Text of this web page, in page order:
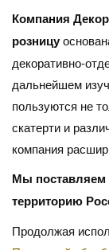
Компания
розницу
декоративно-
дальнейшем
пользуются не
скатерти и
компания
Мы поставляем
территорию
Продолжая